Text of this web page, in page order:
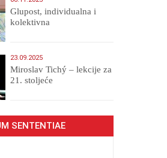
Glupost, individualna i
kolektivna
23.09.2025
Miroslav Tichý – lekcije za
21. stoljeće
SENTENTIAE